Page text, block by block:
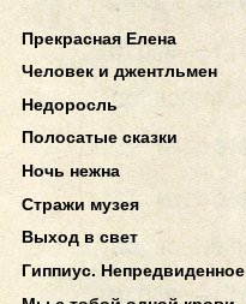
Прекрасная Елена
Человек и джентльмен
Недоросль
Полосатые сказки
Ночь нежна
Стражи музея
Выход в свет
Гиппиус. Непредвиденное